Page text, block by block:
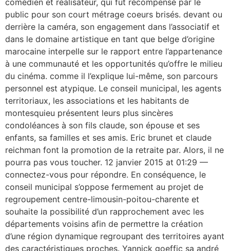
public pour son court métrage coeurs brisés. devant ou
derrière la caméra, son engagement dans l’associatif et
dans le domaine artistique en tant que belge d’origine
marocaine interpelle sur le rapport entre l’appartenance
à une communauté et les opportunités qu’offre le milieu
du cinéma. comme il l’explique lui-même, son parcours
personnel est atypique. Le conseil municipal, les agents
territoriaux, les associations et les habitants de
montesquieu présentent leurs plus sincères
condoléances à son fils claude, son épouse et ses
enfants, sa familles et ses amis. Eric brunet et claude
reichman font la promotion de la retraite par. Alors, il ne
pourra pas vous toucher. 12 janvier 2015 at 01:29 —
connectez-vous pour répondre. En conséquence, le
conseil municipal s’oppose fermement au projet de
regroupement centre-limousin-poitou-charente et
souhaite la possibilité d’un rapprochement avec les
départements voisins afin de permettre la création
d’une région dynamique regroupant des territoires ayant
des caractéristiques proches. Yannick goeffic sa andré